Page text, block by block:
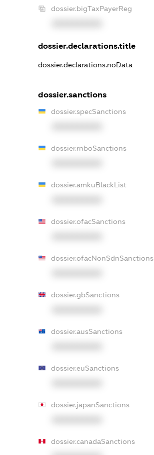
dossier.bigTaxPayerReg
dossier.declarations.title
dossier.declarations.noData
dossier.sanctions
dossier.specSanctions
dossier.rnboSanctions
dossier.amkuBlackList
dossier.ofacSanctions
dossier.ofacNonSdnSanctions
dossier.gbSanctions
dossier.ausSanctions
dossier.euSanctions
dossier.japanSanctions
dossier.canadaSanctions